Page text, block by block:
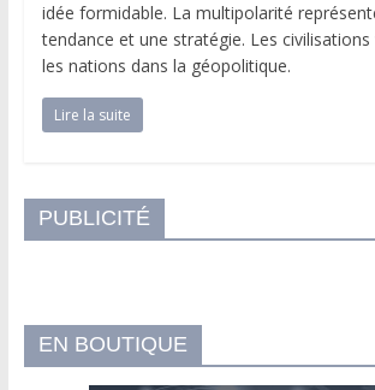
idée formidable. La multipolarité
tendance et une stratégie. Les
les nations dans la géopolitique.
Lire la suite
PUBLICITÉ
EN BOUTIQUE